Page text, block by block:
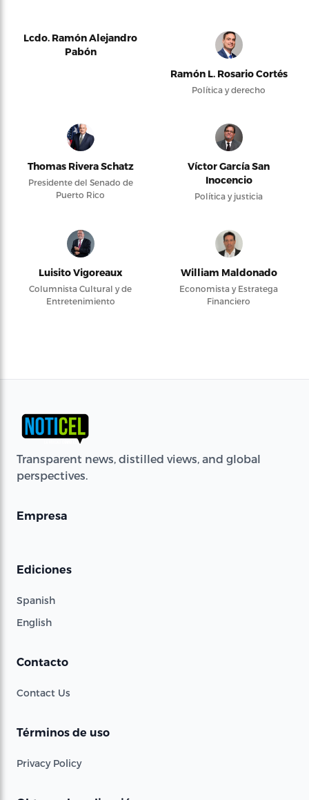
Lcdo. Ramón Alejandro
Pabón
Ramón L. Rosario Cortés
Política y derecho
Thomas Rivera Schatz
Presidente del Senado de
Puerto Rico
Víctor García San
Inocencio
Política y justicia
Luisito Vigoreaux
Columnista Cultural y de
Entretenimiento
William Maldonado
Economista y Estratega
Financiero
Transparent news, distilled views, and global
perspectives.
Empresa
Ediciones
Spanish
English
Contacto
Contact Us
Términos de uso
Privacy Policy